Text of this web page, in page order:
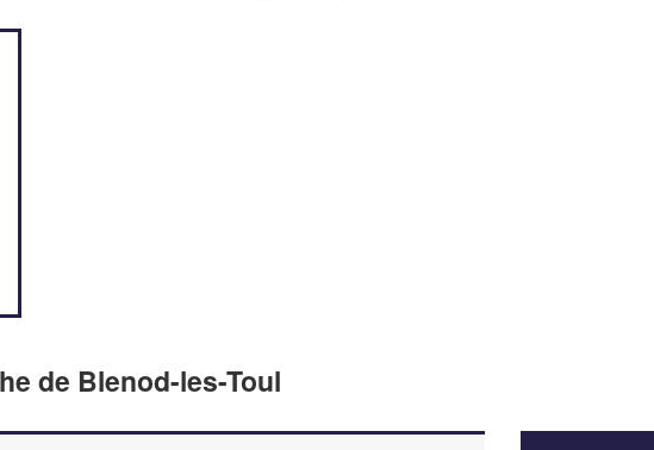
de Blenod-les-Toul